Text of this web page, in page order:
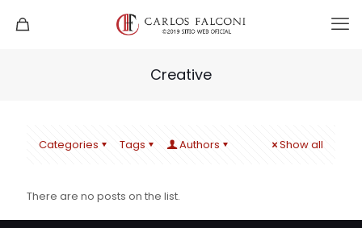
Creative
Categories Tags Authors Show all
There are no posts on the list.